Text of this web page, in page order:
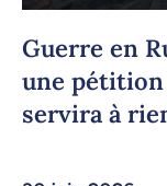
Guerre en
une pétition
servira à